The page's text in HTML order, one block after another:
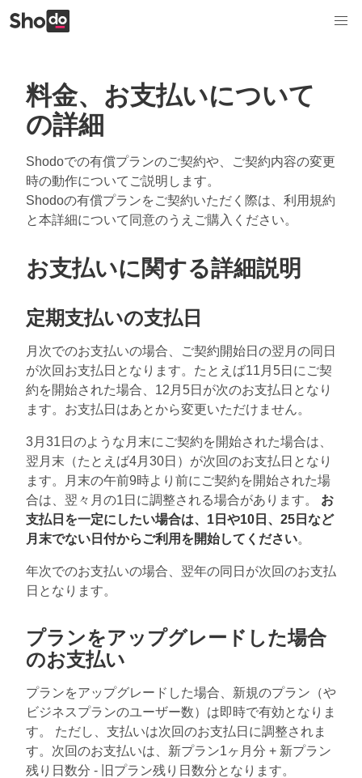
料金、お支払いについて
の詳細
Shodoでの有償プランのご契約や、ご契約内容の変更
時の動作についてご説明します。
Shodoの有償プランをご契約いただく際は、利用規約
と本詳細について同意のうえご購入ください。
お支払いに関する詳細説明
定期支払いの支払日
月次でのお支払いの場合、ご契約開始日の翌月の同日
が次回お支払日となります。たとえば11月5日にご契
約を開始された場合、12月5日が次のお支払日となり
ます。お支払日はあとから変更いただけません。
3月31日のような月末にご契約を開始された場合は、
翌月末（たとえば4月30日）が次回のお支払日となり
ます。月末の午前9時より前にご契約を開始された場
合は、翌々月の1日に調整される場合があります。 お
支払日を一定にしたい場合は、1日や10日、25日など
月末でない日付からご利用を開始してください。
年次でのお支払いの場合、翌年の同日が次回のお支払
日となります。
プランをアップグレードした場合
のお支払い
プランをアップグレードした場合、新規のプラン（や
ビジネスプランのユーザー数）は即時で有効となりま
す。 ただし、支払いは次回のお支払日に調整されま
す。次回のお支払いは、新プラン1ヶ月分 + 新プラン
残り日数分 - 旧プラン残り日数分となります。